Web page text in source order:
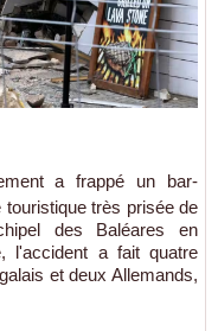
a frappé un bar-
très prisée de
des Baléares en
l'accident a fait quatre
et deux Allemands,